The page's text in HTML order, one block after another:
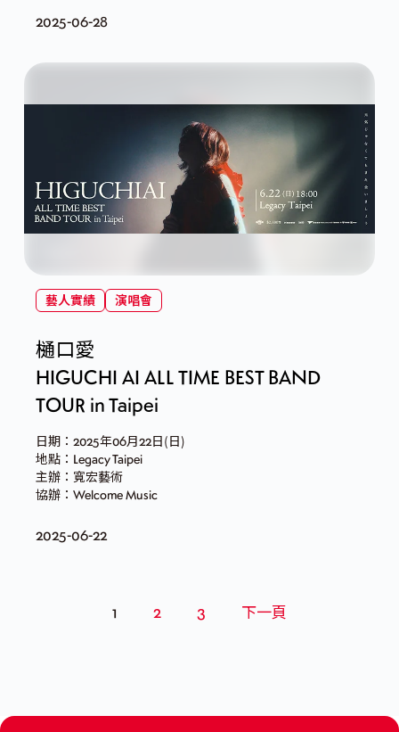
2025-06-28
藝人實績 演唱會
樋口愛
HIGUCHI AI ALL TIME BEST BAND
TOUR in Taipei
日期：2025年06月22日(日)
地點：Legacy Taipei
主辦：寬宏藝術
協辦：Welcome Music
2025-06-22
1 2 3 下一頁